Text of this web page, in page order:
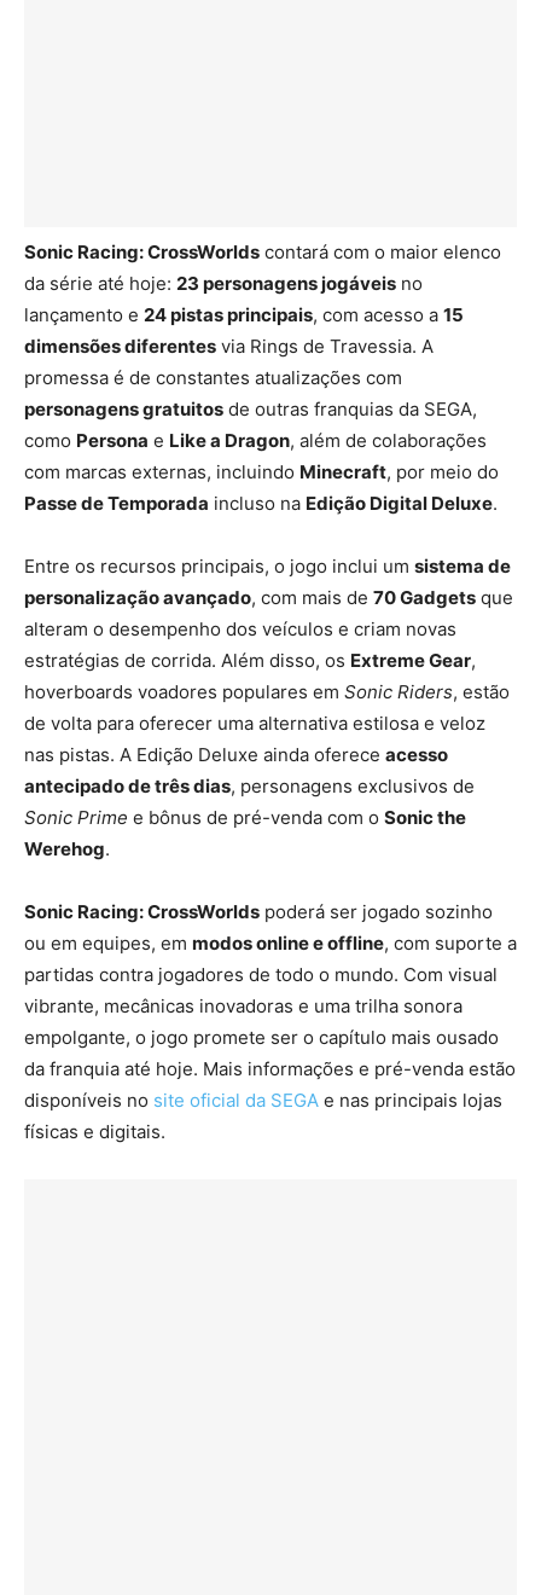
Sonic Racing: CrossWorlds contará com o maior elenco
da série até hoje: 23 personagens jogáveis no
lançamento e 24 pistas principais, com acesso a 15
dimensões diferentes via Rings de Travessia. A
promessa é de constantes atualizações com
personagens gratuitos de outras franquias da SEGA,
como Persona e Like a Dragon, além de colaborações
com marcas externas, incluindo Minecraft, por meio do
Passe de Temporada incluso na Edição Digital Deluxe.
Entre os recursos principais, o jogo inclui um sistema de
personalização avançado, com mais de 70 Gadgets que
alteram o desempenho dos veículos e criam novas
estratégias de corrida. Além disso, os Extreme Gear,
hoverboards voadores populares em Sonic Riders, estão
de volta para oferecer uma alternativa estilosa e veloz
nas pistas. A Edição Deluxe ainda oferece acesso
antecipado de três dias, personagens exclusivos de
Sonic Prime e bônus de pré-venda com o Sonic the
Werehog.
Sonic Racing: CrossWorlds poderá ser jogado sozinho
ou em equipes, em modos online e offline, com suporte a
partidas contra jogadores de todo o mundo. Com visual
vibrante, mecânicas inovadoras e uma trilha sonora
empolgante, o jogo promete ser o capítulo mais ousado
da franquia até hoje. Mais informações e pré-venda estão
disponíveis no site oficial da SEGA e nas principais lojas
físicas e digitais.